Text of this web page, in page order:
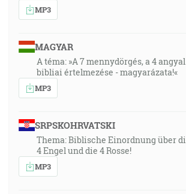
MP3
MAGYAR
A téma: »A 7 mennydörgés, a 4
bibliai értelmezése - magyarázata!«
MP3
SRPSKOHRVATSKI
Thema: Biblische Einordnung über
4 Engel und die 4 Rosse!
MP3